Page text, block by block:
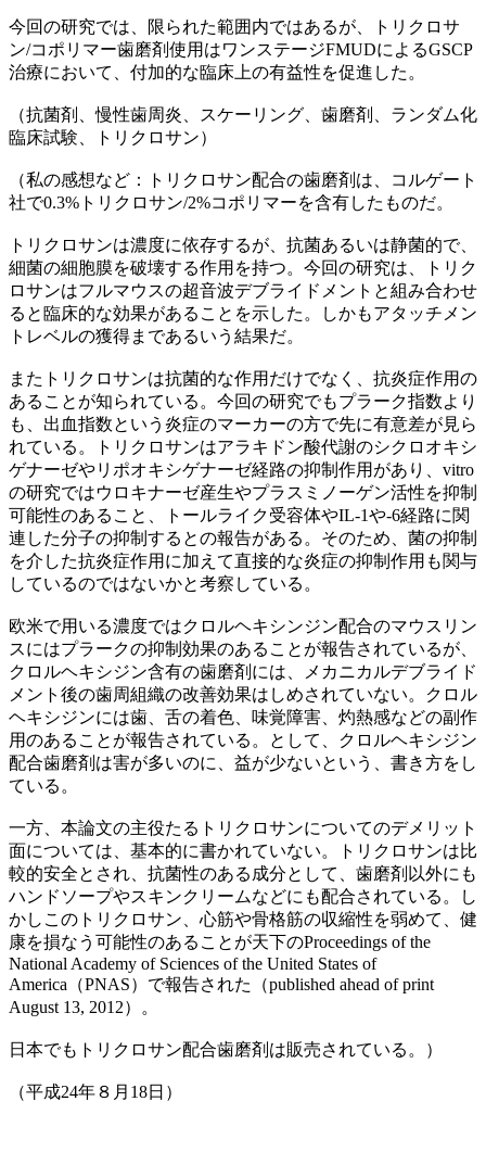
今回の研究では、限られた範囲内ではあるが、トリクロサ
ン/コポリマー歯磨剤使用はワンステージFMUDによるGSCP
治療において、付加的な臨床上の有益性を促進した。
（抗菌剤、慢性歯周炎、スケーリング、歯磨剤、ランダム化
臨床試験、トリクロサン）
（私の感想など：トリクロサン配合の歯磨剤は、コルゲート
社で0.3%トリクロサン/2%コポリマーを含有したものだ。
トリクロサンは濃度に依存するが、抗菌あるいは静菌的で、
細菌の細胞膜を破壊する作用を持つ。今回の研究は、トリク
ロサンはフルマウスの超音波デブライドメントと組み合わせ
ると臨床的な効果があることを示した。しかもアタッチメン
トレベルの獲得まであるいう結果だ。
またトリクロサンは抗菌的な作用だけでなく、抗炎症作用の
あることが知られている。今回の研究でもプラーク指数より
も、出血指数という炎症のマーカーの方で先に有意差が見ら
れている。トリクロサンはアラキドン酸代謝のシクロオキシ
ゲナーゼやリポオキシゲナーゼ経路の抑制作用があり、vitro
の研究ではウロキナーゼ産生やプラスミノーゲン活性を抑制
可能性のあること、トールライク受容体やIL-1や-6経路に関
連した分子の抑制するとの報告がある。そのため、菌の抑制
を介した抗炎症作用に加えて直接的な炎症の抑制作用も関与
しているのではないかと考察している。
欧米で用いる濃度ではクロルヘキシンジン配合のマウスリン
スにはプラークの抑制効果のあることが報告されているが、
クロルヘキシジン含有の歯磨剤には、メカニカルデブライド
メント後の歯周組織の改善効果はしめされていない。クロル
ヘキシジンには歯、舌の着色、味覚障害、灼熱感などの副作
用のあることが報告されている。として、クロルヘキシジン
配合歯磨剤は害が多いのに、益が少ないという、書き方をし
ている。
一方、本論文の主役たるトリクロサンについてのデメリット
面については、基本的に書かれていない。トリクロサンは比
較的安全とされ、抗菌性のある成分として、歯磨剤以外にも
ハンドソープやスキンクリームなどにも配合されている。し
かしこのトリクロサン、心筋や骨格筋の収縮性を弱めて、健
康を損なう可能性のあることが天下のProceedings of the
National Academy of Sciences of the United States of
America（PNAS）で報告された（published ahead of print
August 13, 2012）。
日本でもトリクロサン配合歯磨剤は販売されている。）
（平成24年８月18日）